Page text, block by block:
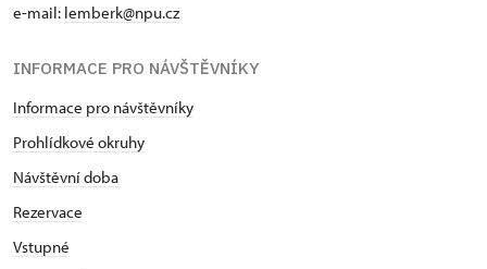
e-mail: lemberk@npu.cz
INFORMACE PRO NÁVŠTĚVNÍKY
Informace pro návštěvníky
Prohlídkové okruhy
Návštěvní doba
Rezervace
Vstupné